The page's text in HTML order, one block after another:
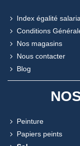
Index égalité
Conditions
Nos magasins
Nous contacter
Blog
Peinture
Papiers peints